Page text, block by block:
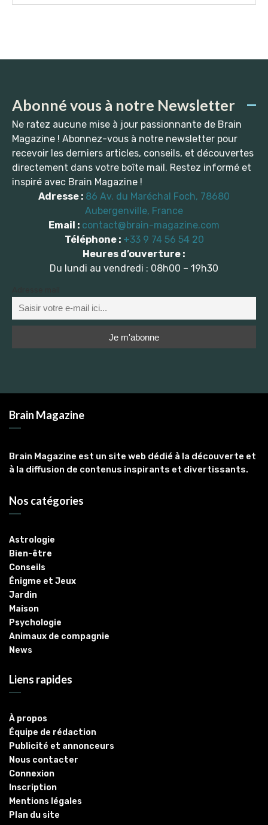
Abonné vous à notre Newsletter
Ne ratez aucune mise à jour passionnante de Brain
Magazine ! Abonnez-vous à notre newsletter pour
recevoir les derniers articles, conseils, et découvertes
directement dans votre boîte mail. Restez informé et
inspiré avec Brain Magazine !
Adresse : 86 Av. du Maréchal Foch, 78680
Aubergenville, France
Email : contact@brain-magazine.com
Téléphone : +33 9 74 56 54 20
Heures d’ouverture :
Du lundi au vendredi : 08h00 – 19h30
Brain Magazine
Brain Magazine est un site web dédié à la découverte et
à la diffusion de contenus inspirants et divertissants.
Nos catégories
Astrologie
Bien-être
Conseils
Énigme et Jeux
Jardin
Maison
Psychologie
Animaux de compagnie
News
Liens rapides
À propos
Équipe de rédaction
Publicité et annonceurs
Nous contacter
Connexion
Inscription
Mentions légales
Plan du site